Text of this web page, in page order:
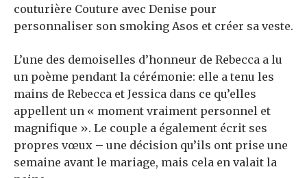
couturière Couture avec Denise pour
personnaliser son smoking Asos et créer sa veste.
L’une des demoiselles d’honneur de Rebecca a lu
un poème pendant la cérémonie: elle a tenu les
mains de Rebecca et Jessica dans ce qu’elles
appellent un « moment vraiment personnel et
magnifique ». Le couple a également écrit ses
propres vœux – une décision qu’ils ont prise une
semaine avant le mariage, mais cela en valait la